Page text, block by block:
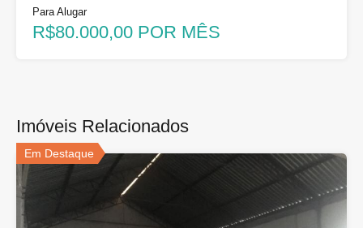
Para Alugar
R$80.000,00 POR MÊS
Imóveis Relacionados
Em Destaque